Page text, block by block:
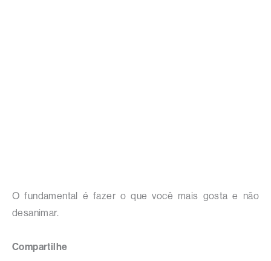
O fundamental é fazer o que você mais gosta e não
desanimar.
Compartilhe